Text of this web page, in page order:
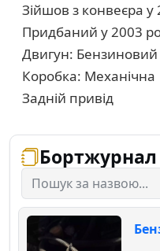
Зійшов з конвеєра у
Придбаний у 2003
Двигун: Бензиновий
Коробка: Механічна
Задній привід
Бортжурнал